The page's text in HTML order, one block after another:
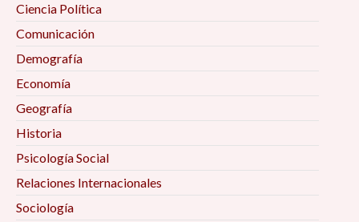
Ciencia Política
Comunicación
Demografía
Economía
Geografía
Historia
Psicología Social
Relaciones Internacionales
Sociología